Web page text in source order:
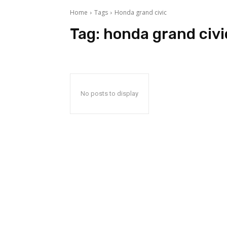
Home Tags Honda grand civic
Tag: honda grand
No posts to display